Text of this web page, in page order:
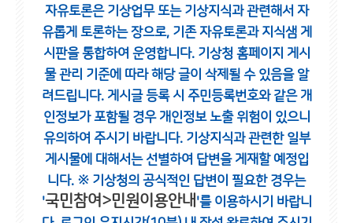
자유토론은 기상업무 또는 기상지식과 관련해서 자
유롭게 토론하는 장으로, 기존 자유토론과 지식샘 게
시판을 통합하여 운영합니다. 기상청 홈페이지 게시
물 관리 기준에 따라 해당 글이 삭제될 수 있음을 알
려드립니다. 게시글 등록 시 주민등록번호와 같은 개
인정보가 포함될 경우 개인정보 노출 위험이 있으니
유의하여 주시기 바랍니다. 기상지식과 관련한 일부
게시물에 대해서는 선별하여 답변을 게재할 예정입
니다. ※ 기상청의 공식적인 답변이 필요한 경우는
'국민참여>민원이용안내 '를 이용하시기 바랍니